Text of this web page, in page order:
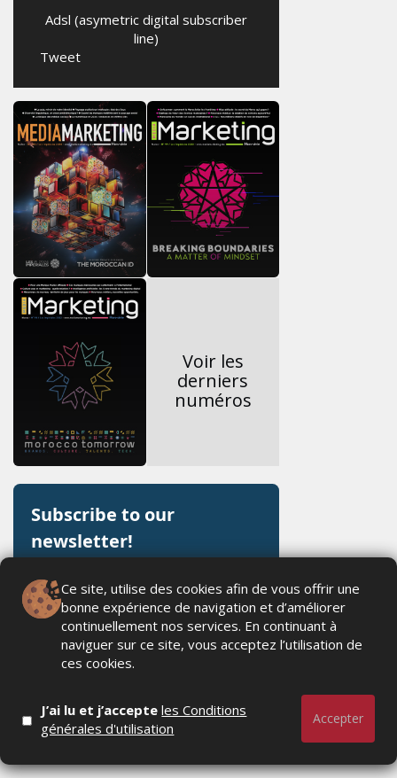
Adsl (asymetric digital subscriber
line)
Tweet
Voir les
derniers
numéros
Ce site, utilise des cookies afin de vous offrir une
bonne expérience de navigation et d’améliorer
continuellement nos services. En continuant à
naviguer sur ce site, vous acceptez l’utilisation de
ces cookies.
J’ai lu et j’accepteles Conditions
générales d'utilisation
Accepter